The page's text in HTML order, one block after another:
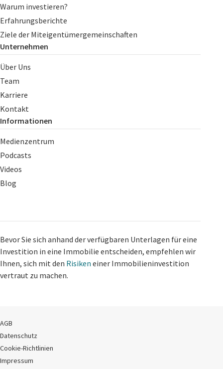
Warum investieren?
Erfahrungsberichte
Ziele der Miteigentümergemeinschaften
Unternehmen
Über Uns
Team
Karriere
Kontakt
Informationen
Medienzentrum
Podcasts
Videos
Blog
Bevor Sie sich anhand der verfügbaren Unterlagen für eine
Investition in eine Immobilie entscheiden, empfehlen wir
Ihnen, sich mit den Risiken einer Immobilieninvestition
vertraut zu machen.
AGB
Datenschutz
Cookie-Richtlinien
Impressum